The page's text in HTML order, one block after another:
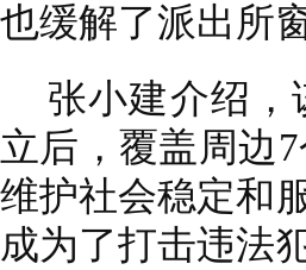
也缓解了派出所
张小建介绍
立后，覆盖周边
维护社会稳定和
成为了打击违法